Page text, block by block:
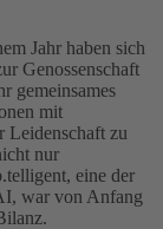
Jahr haben sich
Genossenschaft
gemeinsames
mit
Leidenschaft zu
nur
eine der
war von Anfang